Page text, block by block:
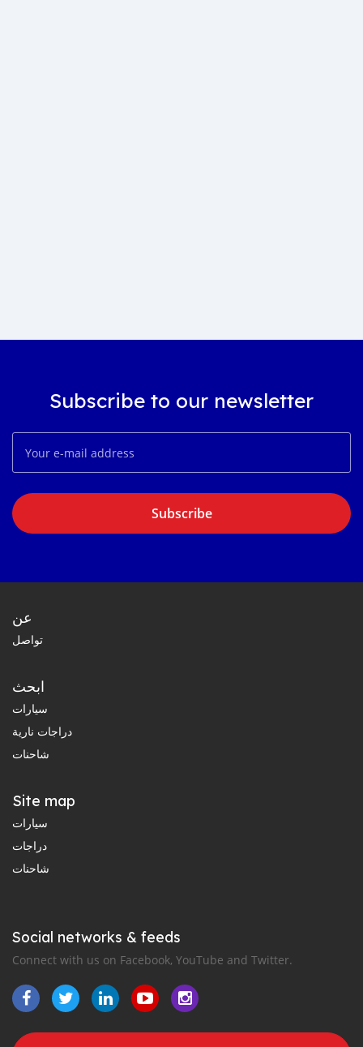
Subscribe to our newsletter
Subscribe
عن
تواصل
ابحث
سيارات
دراجات نارية
شاحنات
Site map
سيارات
دراجات
شاحنات
Social networks & feeds
Connect with us on Facebook, YouTube and Twitter.